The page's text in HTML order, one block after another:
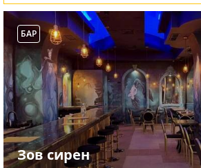
БАР
Зов сирен